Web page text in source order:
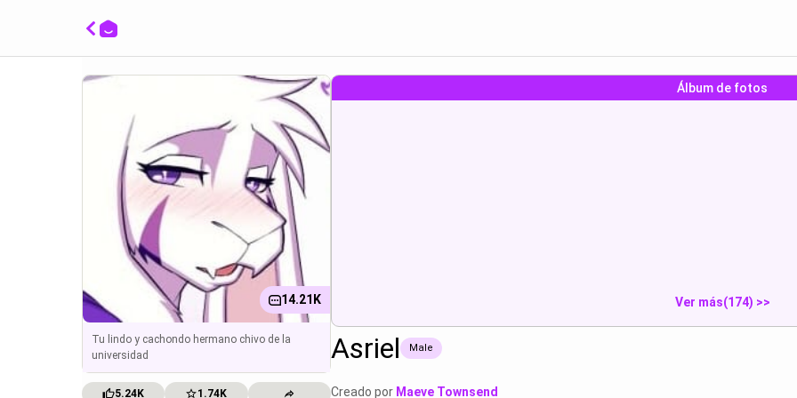
14.21K
Tu lindo y cachondo hermano chivo de la
universidad
5.24K 1.74K
Álbum de fotos
Ver más(174) >>
Asriel Male
Creado por Maeve Townsend